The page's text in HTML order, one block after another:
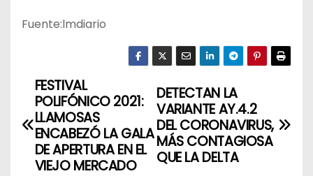
Fuente:lmdiario
N
a
DETECTAN LA
VARIANTE AY.4.2
DEL CORONAVIRUS,
MÁS CONTAGIOSA
QUE LA DELTA
FESTIVAL
POLIFÓNICO 2021:
LLAMOSAS
ENCABEZÓ LA GALA
DE APERTURA EN EL
VIEJO MERCADO